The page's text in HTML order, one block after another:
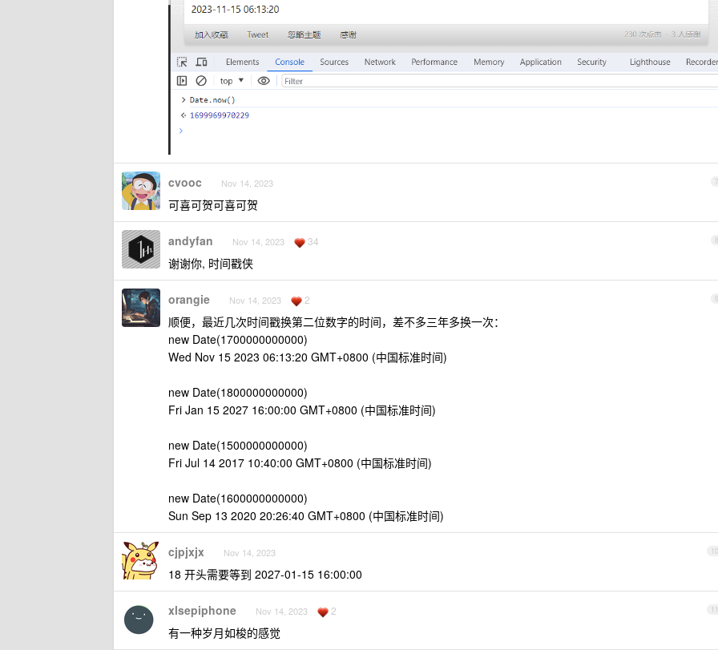
7
cvooc Nov 14, 2023
可喜可贺可喜可贺
8
andyfan Nov 14, 2023 34
谢谢你, 时间戳侠
9
orangie Nov 14, 2023 2
顺便，最近几次时间戳换第二位数字的时间，差不多三年多换一次：
new Date(1700000000000)
Wed Nov 15 2023 06:13:20 GMT+0800 (中国标准时间)
new Date(1800000000000)
Fri Jan 15 2027 16:00:00 GMT+0800 (中国标准时间)
new Date(1500000000000)
Fri Jul 14 2017 10:40:00 GMT+0800 (中国标准时间)
new Date(1600000000000)
Sun Sep 13 2020 20:26:40 GMT+0800 (中国标准时间)
10
cjpjxjx Nov 14, 2023
18 开头需要等到 2027-01-15 16:00:00
11
xlsepiphone Nov 14, 2023 2
有一种岁月如梭的感觉